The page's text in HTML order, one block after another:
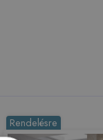
Rendelésre